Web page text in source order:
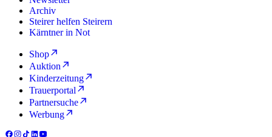
Archiv
Steirer helfen Steirern
Kärntner in Not
Shop
Auktion
Kinderzeitung
Trauerportal
Partnersuche
Werbung